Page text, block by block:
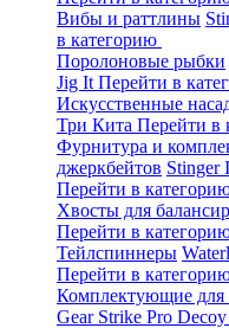
Вибы и раттлины
в категорию
Поролоновые рыбки
Jig It Перейти в
Искусственные
Три Кита Перейти в
Фурнитура и
джеркбейтов Stinger
Перейти в
Хвосты для
Перейти в
Тейлспиннеры
Перейти в
Комплектующие
Gear Strike Pro Decoy